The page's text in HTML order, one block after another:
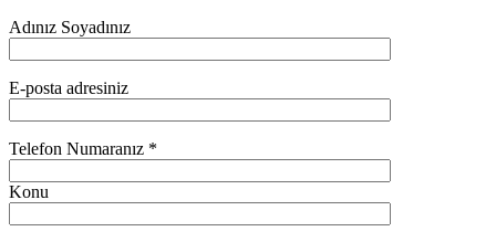
Adınız Soyadınız
E-posta adresiniz
Telefon Numaranız *
Konu